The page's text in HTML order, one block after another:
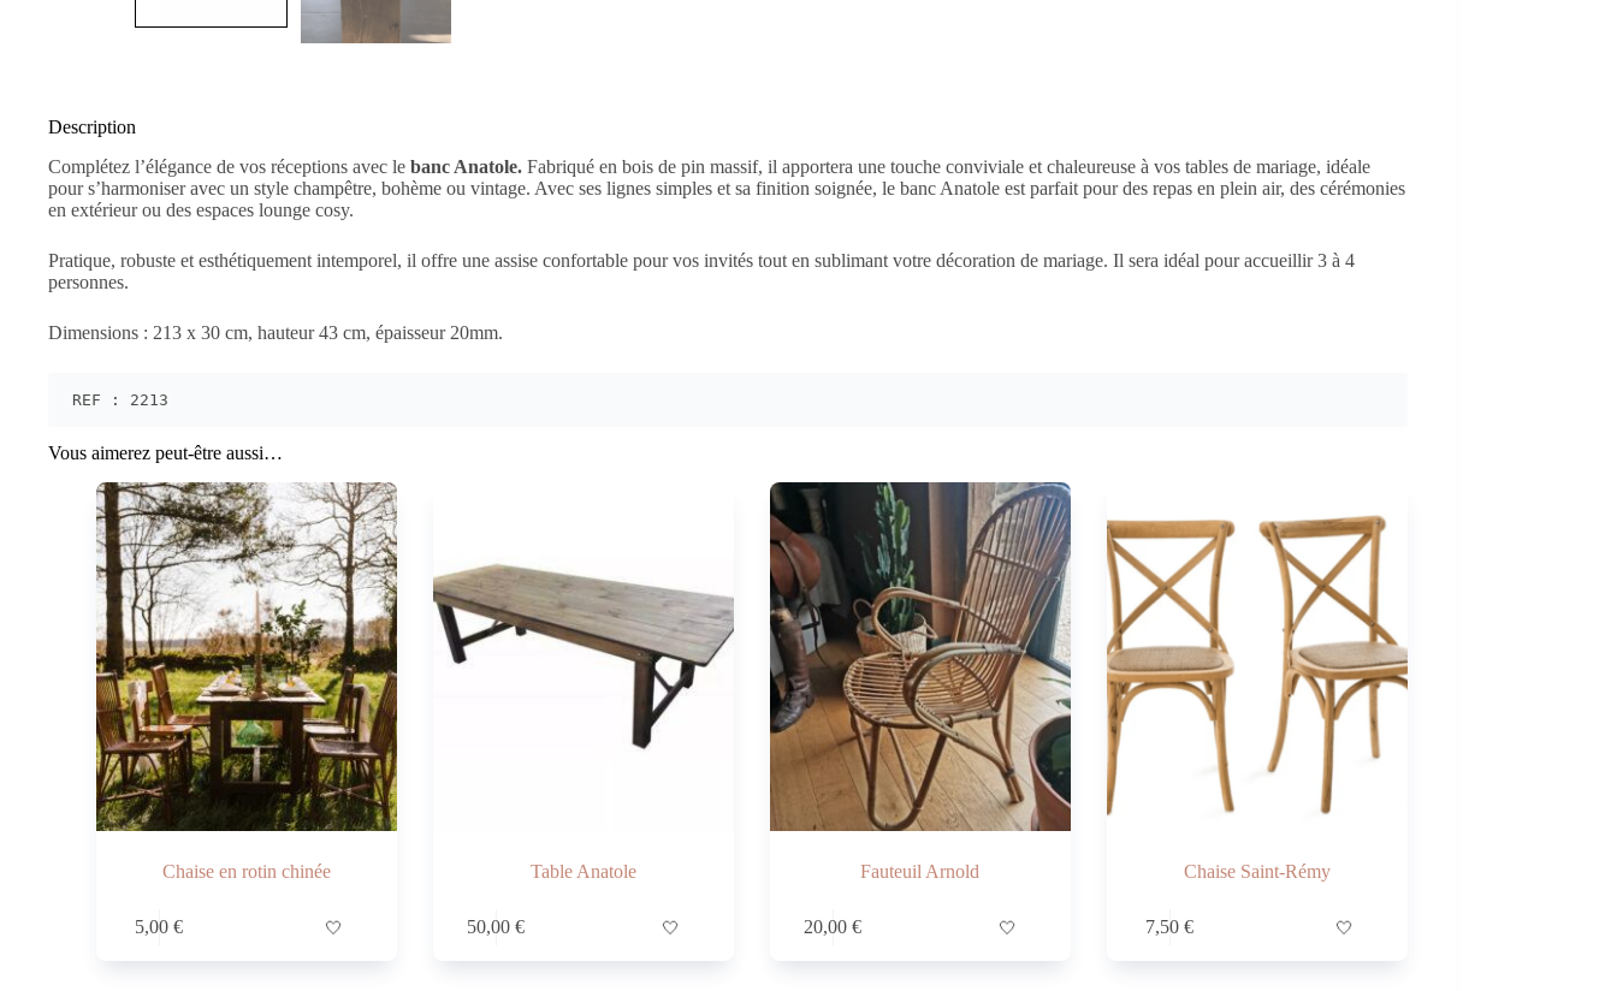
Description
Complétez l’élégance de vos réceptions avec le banc Anatole. Fabriqué en bois de pin massif, il apportera une touche conviviale et chaleureuse à vos tables de mariage, idéale
pour s’harmoniser avec un style champêtre, bohème ou vintage. Avec ses lignes simples et sa finition soignée, le banc Anatole est parfait pour des repas en plein air, des cérémonies
en extérieur ou des espaces lounge cosy.
Pratique, robuste et esthétiquement intemporel, il offre une assise confortable pour vos invités tout en sublimant votre décoration de mariage. Il sera idéal pour accueillir 3 à 4
personnes.
Dimensions : 213 x 30 cm, hauteur 43 cm, épaisseur 20mm.
REF : 2213
Vous aimerez peut-être aussi…
Chaise en rotin chinée
5,00€ 🤍
Table Anatole
50,00€ 🤍
Fauteuil Arnold
20,00€ 🤍
Chaise Saint-Rémy
7,50€ 🤍